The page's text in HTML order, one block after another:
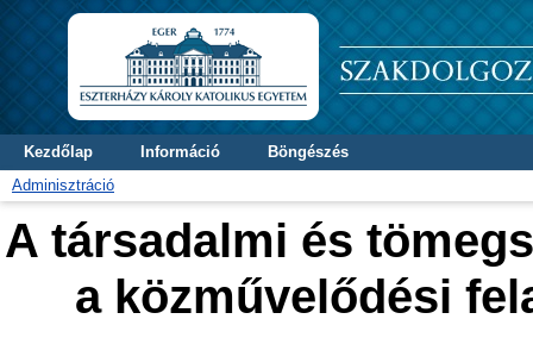
Kezdőlap Információ
Böngészés
Adminisztráció
A társadalmi és
a közművelődési